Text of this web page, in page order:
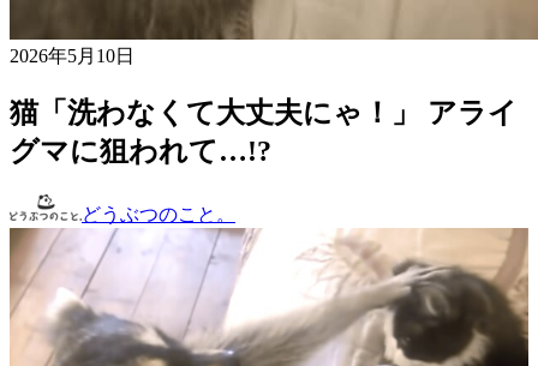
2026年5月10日
猫「洗わなくて大丈夫にゃ！」 アライ
グマに狙われて…!?
どうぶつのこと。